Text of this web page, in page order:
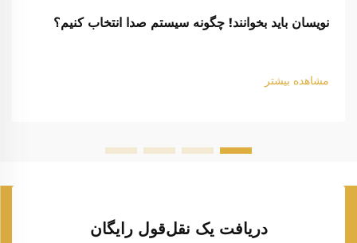
نویسان باید بخوانند! چگونه سیستم صدا انتخاب کنیم؟
مشاهده بیشتر
دریافت یک نقل‌قول رایگان